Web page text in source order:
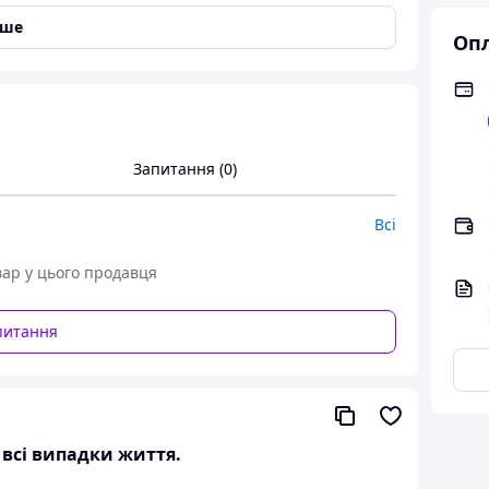
Запитання (0)
Всі
у цього продавця
випадки життя.